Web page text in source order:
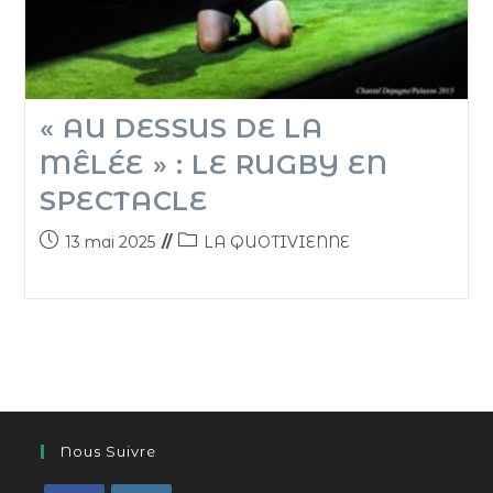
« AU DESSUS DE LA
MÊLÉE » : LE RUGBY EN
SPECTACLE
13 mai 2025 LA QUOTIVIENNE
Nous Suivre